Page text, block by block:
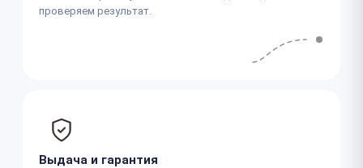
проверяем результат.
Выдача и гарантия